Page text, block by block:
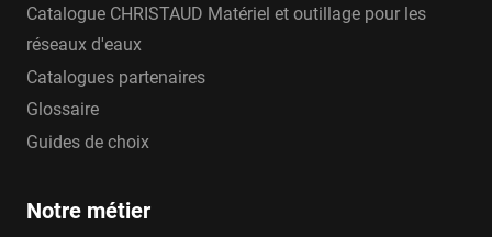
Catalogue CHRISTAUD Matériel et outillage pour les
réseaux d'eaux
Catalogues partenaires
Glossaire
Guides de choix
Notre métier